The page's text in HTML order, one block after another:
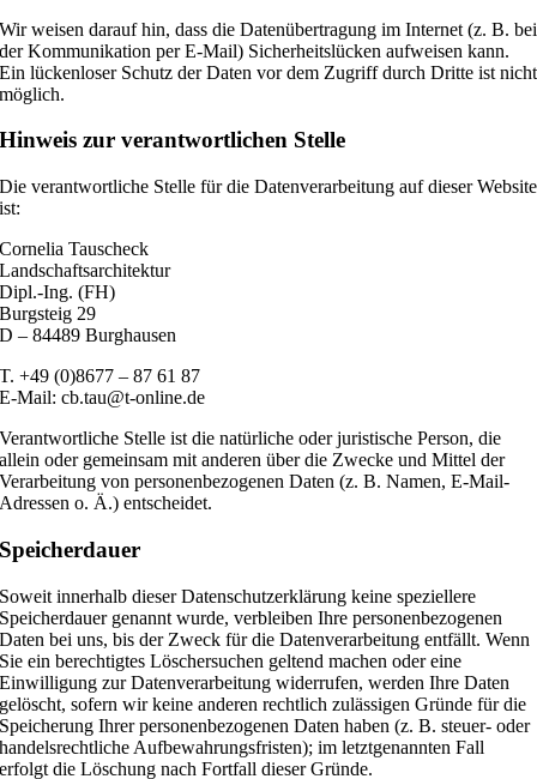
Wir weisen darauf hin, dass die Datenübertragung im Internet (z. B. bei
der Kommunikation per E-Mail) Sicherheitslücken aufweisen kann.
Ein lückenloser Schutz der Daten vor dem Zugriff durch Dritte ist nicht
möglich.
Hinweis zur verantwortlichen Stelle
Die verantwortliche Stelle für die Datenverarbeitung auf dieser Website
ist:
Cornelia Tauscheck
Landschaftsarchitektur
Dipl.-Ing. (FH)
Burgsteig 29
D – 84489 Burghausen
T. +49 (0)8677 – 87 61 87
E-Mail: cb.tau@t-online.de
Verantwortliche Stelle ist die natürliche oder juristische Person, die
allein oder gemeinsam mit anderen über die Zwecke und Mittel der
Verarbeitung von personenbezogenen Daten (z. B. Namen, E-Mail-
Adressen o. Ä.) entscheidet.
Speicherdauer
Soweit innerhalb dieser Datenschutzerklärung keine speziellere
Speicherdauer genannt wurde, verbleiben Ihre personenbezogenen
Daten bei uns, bis der Zweck für die Datenverarbeitung entfällt. Wenn
Sie ein berechtigtes Löschersuchen geltend machen oder eine
Einwilligung zur Datenverarbeitung widerrufen, werden Ihre Daten
gelöscht, sofern wir keine anderen rechtlich zulässigen Gründe für die
Speicherung Ihrer personenbezogenen Daten haben (z. B. steuer- oder
handelsrechtliche Aufbewahrungsfristen); im letztgenannten Fall
erfolgt die Löschung nach Fortfall dieser Gründe.